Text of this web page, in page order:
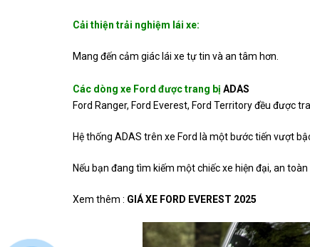
Cải thiện trải nghiệm lái xe:
Mang đến cảm giác lái xe tự tin và an tâm hơn.
Các dòng xe Ford được trang bị ADAS
Ford Ranger, Ford Everest, Ford Territory đều được
Hệ thống ADAS trên xe Ford là một bước tiến vượt
Nếu bạn đang tìm kiếm một chiếc xe hiện đại, an
Xem thêm : GIÁ XE FORD EVEREST 2025